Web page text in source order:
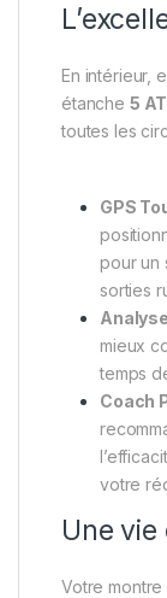
En intérieur,
étanche 5
toutes les
GPS
pour un
sorties
mieux
temps
Coach
votre
Une
Votre